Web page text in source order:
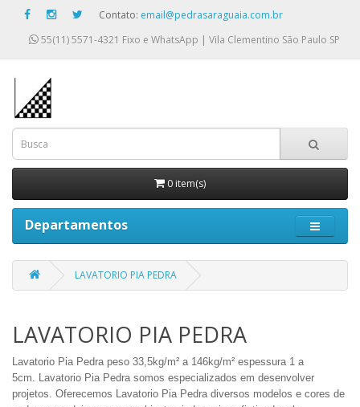
Contato: email@pedrasaraguaia.com.br
55(11) 5571-4321 Fixo e WhatsApp | Vila Clementino São Paulo SP
0 item(s)
Departamentos
LAVATORIO PIA PEDRA
LAVATORIO PIA PEDRA
Lavatorio Pia Pedra peso 33,5kg/m² a 146kg/m² espessura 1 a
5cm. Lavatorio Pia Pedra somos especializados em desenvolver
projetos. Oferecemos Lavatorio Pia Pedra diversos modelos e cores de